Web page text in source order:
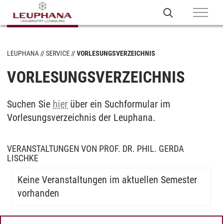
LEUPHANA SERVICE VORLESUNGSVERZEICHNIS
VORLESUNGSVERZEICHNIS
Suchen Sie hier über ein Suchformular im
Vorlesungsverzeichnis der Leuphana.
VERANSTALTUNGEN VON PROF. DR. PHIL. GERDA
LISCHKE
Keine Veranstaltungen im aktuellen Semester
vorhanden